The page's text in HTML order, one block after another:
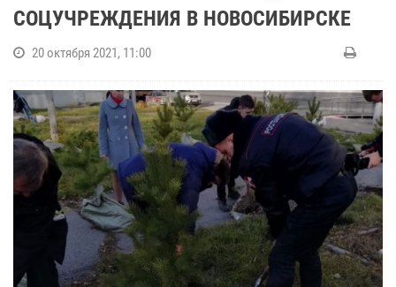
СОЦУЧРЕЖДЕНИЯ В НОВОСИБИРСКЕ
20 октября 2021, 11:00